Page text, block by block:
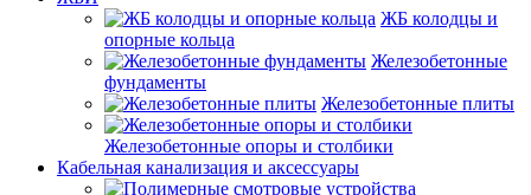
ЖБ колодцы и
опорные кольца
Железобетонные
фундаменты
Железобетонные плиты
Железобетонные опоры и столбики
Кабельная канализация и аксессуары